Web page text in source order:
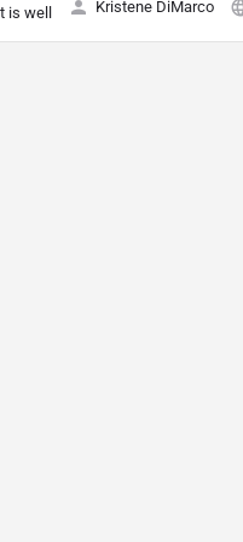
is well Kristene DiMarco